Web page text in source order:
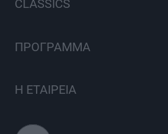
CLASSICS
ΠΡΟΓΡΑΜΜΑ
Η ΕΤΑΙΡΕΙΑ
8 Πολιτισμός, Ψυχαγωγία